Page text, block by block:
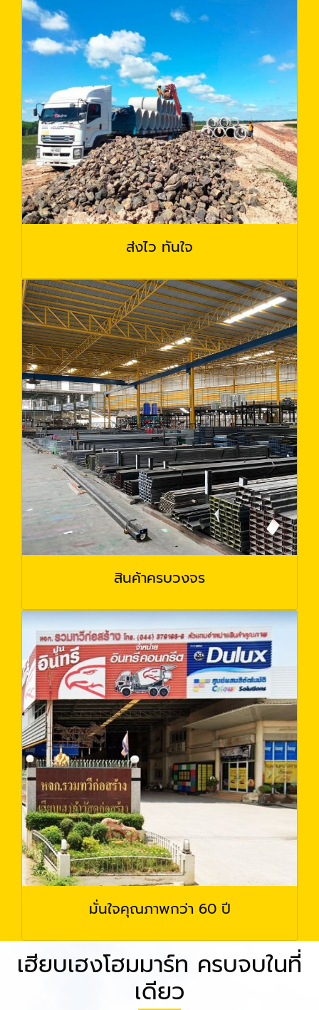
ส่งไว ทันใจ
สินค้าครบวงจร
มั่นใจคุณภาพกว่า 60 ปี
เฮียบเฮงโฮมมาร์ท ครบจบในที่
เดียว